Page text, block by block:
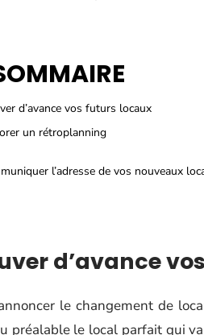
d’avance vos futurs locaux
un rétroplanning
l’adresse de vos nouveaux
d’avance
le changement de
préalable le local parfait qui